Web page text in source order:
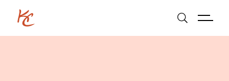
content